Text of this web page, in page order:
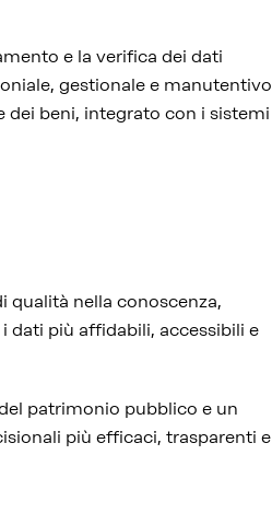
e la verifica dei dati
gestionale e manutentivo
dei beni, integrato con i sistemi
qualità nella conoscenza,
dati più affidabili, accessibili e
patrimonio pubblico e un
più efficaci, trasparenti e